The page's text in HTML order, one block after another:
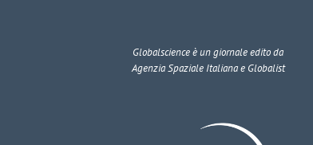
Globalscienceè un giornale edito da
Agenzia Spaziale Italiana e Globalist